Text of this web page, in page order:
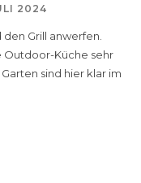
2024
Grill anwerfen.
Outdoor-Küche sehr
sind hier klar im